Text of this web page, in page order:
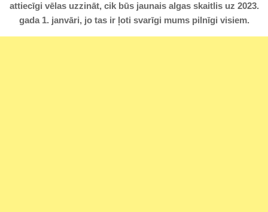
attiecīgi vēlas uzzināt, cik būs jaunais algas skaitlis uz 2023.
gada 1. janvāri, jo tas ir ļoti svarīgi mums pilnīgi visiem.